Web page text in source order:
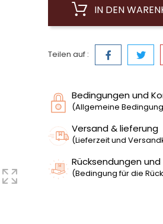
IN DEN
Teilen auf :
Bedingungen und
(Allgemeine
Versand & lieferung
(Lieferzeit und
Rücksendungen
(Bedingung für die